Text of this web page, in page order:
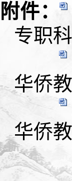
附件：
专职
华侨
华侨